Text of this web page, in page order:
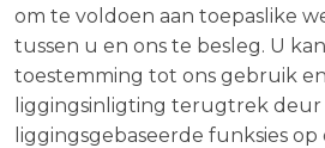
om te voldoen aan toepaslike
tussen u en ons te besleg. U
toestemming tot ons gebruik
liggingsinligting terugtrek deur
liggingsgebaseerde funksies